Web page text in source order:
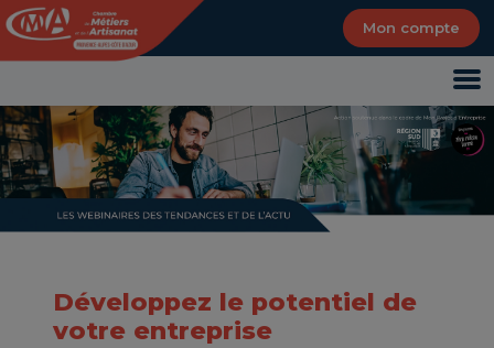
Mon compte
Développez le potentiel de
votre entreprise
Panneau de gestion des cookies